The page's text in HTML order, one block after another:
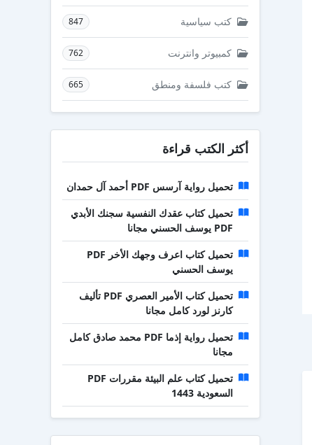
كتب سياسية 847
كمبيوتر وانترنت 762
كتب فلسفة ومنطق 665
أكثر الكتب قراءة
تحميل رواية آرسس PDF أحمد آل حمدان
تحميل كتاب عقدك النفسية سجنك الأبدي
PDF يوسف الحسني مجانا
تحميل كتاب اعرف وجهك الأخر PDF
يوسف الحسني
تحميل كتاب الأمير العصري PDF تأليف
كارنز لورد كامل مجانا
تحميل رواية إذما PDF محمد صادق كامل
مجانا
تحميل كتاب علم البيئة مقررات PDF
السعودية 1443